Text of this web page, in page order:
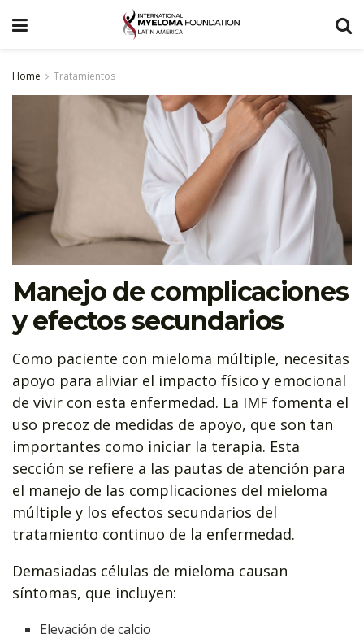
Home Tratamientos
Manejo de complicaciones
y efectos secundarios
Como paciente con mieloma múltiple, necesitas
apoyo para aliviar el impacto físico y emocional
de vivir con esta enfermedad. La IMF fomenta el
uso precoz de medidas de apoyo, que son tan
importantes como iniciar la terapia. Esta
sección se refiere a las pautas de atención para
el manejo de las complicaciones del mieloma
múltiple y los efectos secundarios del
tratamiento continuo de la enfermedad.
Demasiadas células de mieloma causan
síntomas, que incluyen:
Elevación de calcio